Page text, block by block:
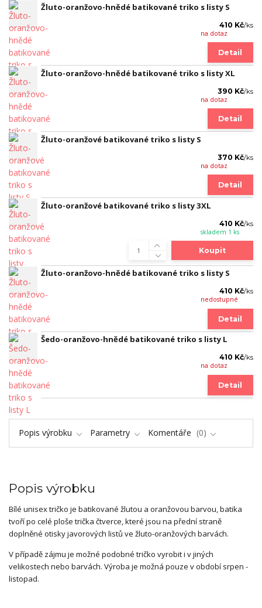
Žluto-oranžovo-hnědé batikované triko s listy S
410 Kč/ks
na dotaz
Detail
Žluto-oranžovo-hnědé batikované triko s listy XL
390 Kč/ks
na dotaz
Detail
Žluto-oranžové batikované triko s listy S
370 Kč/ks
na dotaz
Detail
Žluto-oranžové batikované triko s listy 3XL
410 Kč/ks
skladem 1 ks
Koupit
Žluto-oranžovo-hnědé batikované triko s listy S
410 Kč/ks
nedostupné
Detail
Šedo-oranžovo-hnědé batikované triko s listy L
410 Kč/ks
na dotaz
Detail
Popis výrobku Parametry Komentáře 0
Popis výrobku
Bílé unisex tričko je batikované žlutou a oranžovou barvou, batika
tvoří po celé ploše trička čtverce, které jsou na přední straně
doplněné otisky javorových listů ve žluto-oranžových barvách.
V případě zájmu je možné podobné tričko vyrobit i v jiných
velikostech nebo barvách. Výroba je možná pouze v období srpen -
listopad.